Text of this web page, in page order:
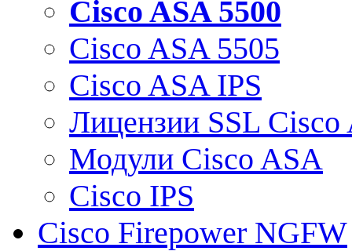
Cisco ASA 5500
Cisco ASA 5505
Cisco ASA IPS
Лицензии SSL Cisco
Модули Cisco ASA
Cisco IPS
Cisco Firepower NGFW